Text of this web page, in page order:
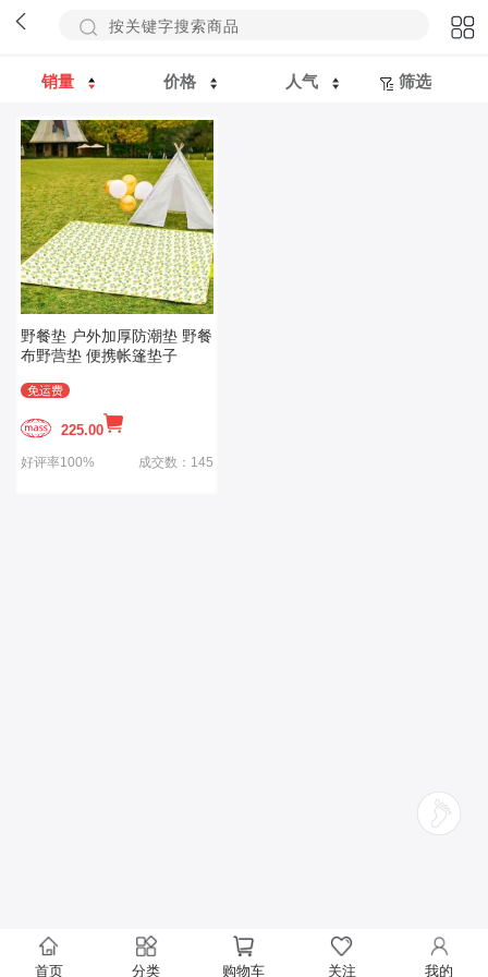
销量 价格 人气 筛选
野餐垫 户外加厚防潮垫 野餐
布野营垫 便携帐篷垫子
免运费
225.00
好评率100% 成交数：145
首页 分类 购物车 关注 我的